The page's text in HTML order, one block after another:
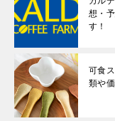
想・
す！
可食
類や